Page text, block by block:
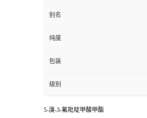
别名
纯度
包装
级别
5-溴-3-氟吡啶甲酸甲酯